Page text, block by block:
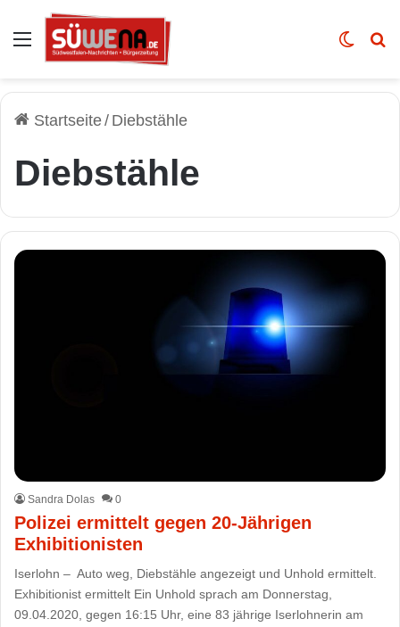
Auswahl Skin
Startseite/ Diebstähle
Diebstähle
Sandra Dolas 0
Polizei ermittelt gegen 20-Jährigen
Exhibitionisten
Iserlohn – Auto weg, Diebstähle angezeigt und Unhold ermittelt.
Exhibitionist ermittelt Ein Unhold sprach am Donnerstag,
09.04.2020, gegen 16:15 Uhr, eine 83 jährige Iserlohnerin am